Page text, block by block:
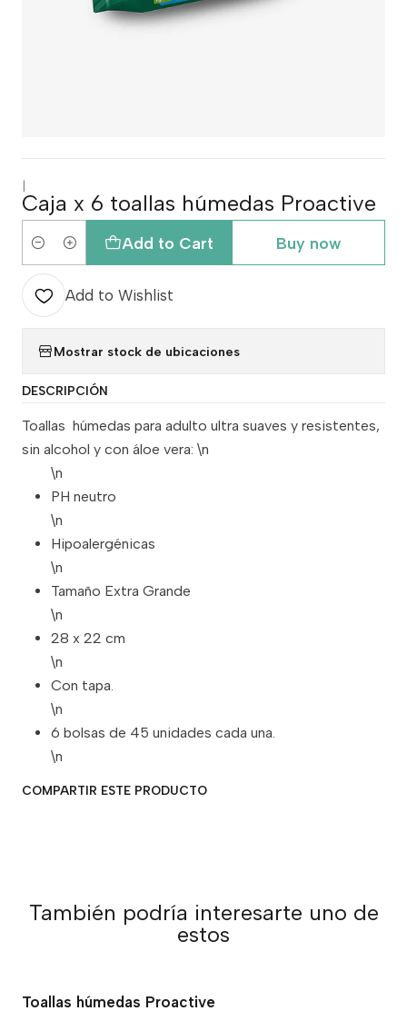
Caja x 6 toallas húmedas Proactive
Quantity
Add to Cart Buy now
Add to Wishlist
Mostrar stock de ubicaciones
DESCRIPCIÓN
Toallas húmedas para adulto ultra suaves y resistentes,
sin alcohol y con áloe vera: \n
\n
PH neutro
\n
Hipoalergénicas
\n
Tamaño Extra Grande
\n
28 x 22 cm
\n
Con tapa.
\n
6 bolsas de 45 unidades cada una.
\n
COMPARTIR ESTE PRODUCTO
También podría interesarte uno de
estos
Toallas húmedas Proactive